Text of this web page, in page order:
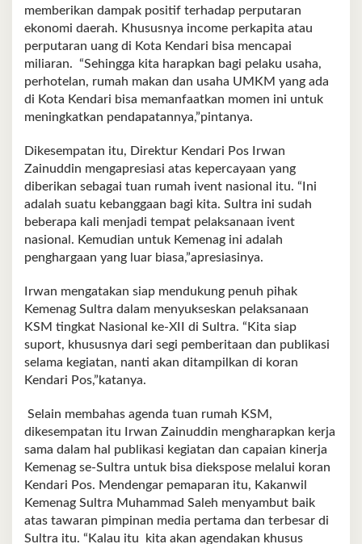
memberikan dampak positif terhadap perputaran
ekonomi daerah. Khususnya income perkapita atau
perputaran uang di Kota Kendari bisa mencapai
miliaran. “Sehingga kita harapkan bagi pelaku usaha,
perhotelan, rumah makan dan usaha UMKM yang ada
di Kota Kendari bisa memanfaatkan momen ini untuk
meningkatkan pendapatannya,”pintanya.
Dikesempatan itu, Direktur Kendari Pos Irwan
Zainuddin mengapresiasi atas kepercayaan yang
diberikan sebagai tuan rumah ivent nasional itu. “Ini
adalah suatu kebanggaan bagi kita. Sultra ini sudah
beberapa kali menjadi tempat pelaksanaan ivent
nasional. Kemudian untuk Kemenag ini adalah
penghargaan yang luar biasa,”apresiasinya.
Irwan mengatakan siap mendukung penuh pihak
Kemenag Sultra dalam menyukseskan pelaksanaan
KSM tingkat Nasional ke-XII di Sultra. “Kita siap
suport, khususnya dari segi pemberitaan dan publikasi
selama kegiatan, nanti akan ditampilkan di koran
Kendari Pos,”katanya.
Selain membahas agenda tuan rumah KSM,
dikesempatan itu Irwan Zainuddin mengharapkan kerja
sama dalam hal publikasi kegiatan dan capaian kinerja
Kemenag se-Sultra untuk bisa diekspose melalui koran
Kendari Pos. Mendengar pemaparan itu, Kakanwil
Kemenag Sultra Muhammad Saleh menyambut baik
atas tawaran pimpinan media pertama dan terbesar di
Sultra itu. “Kalau itu kita akan agendakan khusus